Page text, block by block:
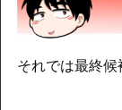
それでは最終候